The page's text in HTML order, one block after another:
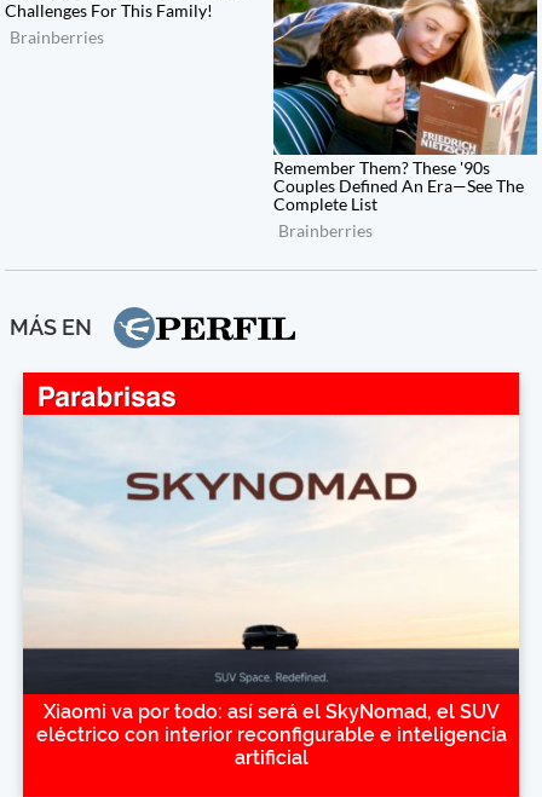
MÁS EN
Xiaomi va por todo: así será el SkyNomad, el SUV
eléctrico con interior reconfigurable e inteligencia
artificial